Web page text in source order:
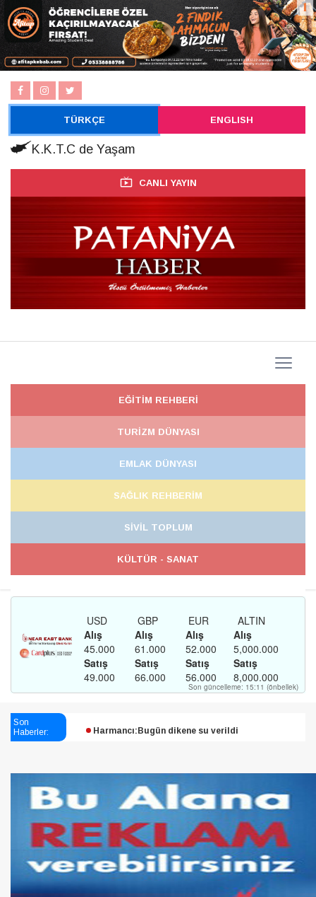
TÜRKÇE ENGLISH
K.K.T.C de Yaşam
CANLI YAYIN
EĞİTİM REHBERİ
TURİZM DÜNYASI
EMLAK DÜNYASI
SAĞLIK REHBERİM
SİVİL TOPLUM
KÜLTÜR - SANAT
Son
Haberler:
mücadelesi sürecek
Şampiyon Melekleri Yaşatma
Derneği:Vicdanlarınız tutsak, kalemleriniz esir